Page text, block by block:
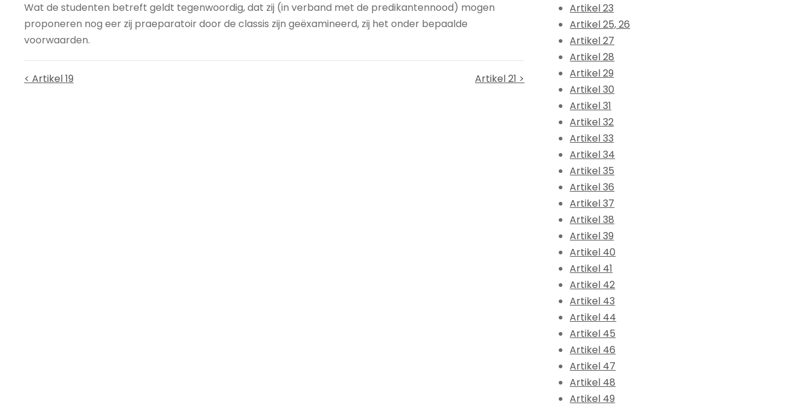
Wat de studenten betreft geldt tegenwoordig, dat zij (in verband met de predikantennood) mogen
proponeren nog eer zij praeparatoir door de classis zijn geëxamineerd, zij het onder bepaalde
voorwaarden.
< Artikel 19 Artikel 21 >
Artikel 23
Artikel 25, 26
Artikel 27
Artikel 28
Artikel 29
Artikel 30
Artikel 31
Artikel 32
Artikel 33
Artikel 34
Artikel 35
Artikel 36
Artikel 37
Artikel 38
Artikel 39
Artikel 40
Artikel 41
Artikel 42
Artikel 43
Artikel 44
Artikel 45
Artikel 46
Artikel 47
Artikel 48
Artikel 49